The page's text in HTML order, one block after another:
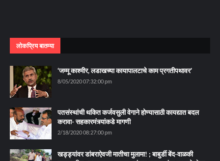
लोकप्रिय बातम्या
‘जम्मू काश्मीर, लडाखच्या कायापालटाचे काम प्रगतीपथावर’
8/05/2020 07:32:00 pm
पतसंस्थांची थकित कर्जवसुली वेगाने होण्यासाठी कायद्यात बदल
करावा- सहकारमंत्र्यांकडे मागणी
2/18/2020 08:27:00 pm
खड्ड्यांवर डांबराऐवजी मातीचा मुलामा! ; बाबुर्डी बेंद-वाळकी